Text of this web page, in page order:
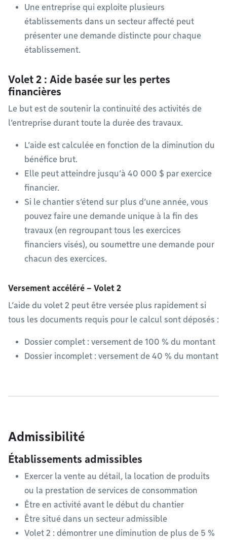
Une entreprise qui exploite plusieurs
établissements dans un secteur affecté peut
présenter une demande distincte pour chaque
établissement.
Volet 2 : Aide basée sur les pertes
financières
Le but est de soutenir la continuité des activités de
l’entreprise durant toute la durée des travaux.
L’aide est calculée en fonction de la diminution du
bénéfice brut.
Elle peut atteindre jusqu’à 40 000 $ par exercice
financier.
Si le chantier s’étend sur plus d’une année, vous
pouvez faire une demande unique à la fin des
travaux (en regroupant tous les exercices
financiers visés), ou soumettre une demande pour
chacun des exercices.
Versement accéléré – Volet 2
L’aide du volet 2 peut être versée plus rapidement si
tous les documents requis pour le calcul sont déposés :
Dossier complet : versement de 100 % du montant
Dossier incomplet : versement de 40 % du montant
Admissibilité
Établissements admissibles
Exercer la vente au détail, la location de produits
ou la prestation de services de consommation
Être en activité avant le début du chantier
Être situé dans un secteur admissible
Volet 2 : démontrer une diminution de plus de 5 %